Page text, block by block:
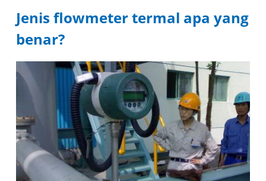
Jenis flowmeter termal apa yang
benar?